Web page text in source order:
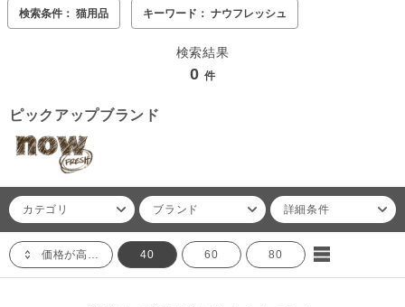
検索条件： 猫用品 キーワード： ナウフレッシュ
検索結果
0 件
ピックアップブランド
カテゴリ ブランド 詳細条件
価格が高い順 40 60 80